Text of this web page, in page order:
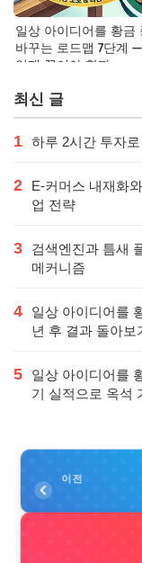
일상 아이디어를 황금
바꾸는 로드맵 7단계
언제 끊어야 할까
최신 글
1 하루 2시간 투자
2
E-커머스 내재화
업 전략
3
검색엔진과 틈새
메커니즘
4
일상 아이디어를
년 후 결과 돌아보
5
일상 아이디어를
기 실적으로 옥석
이전